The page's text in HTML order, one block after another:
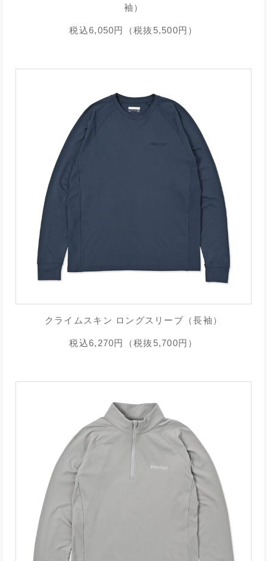
袖）
税込6,050円（税抜5,500円）
クライムスキン ロングスリーブ（長袖）
税込6,270円（税抜5,700円）